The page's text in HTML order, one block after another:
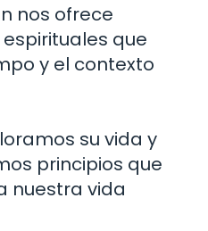
nos ofrece
que
y el contexto
su vida y
principios que
nuestra vida